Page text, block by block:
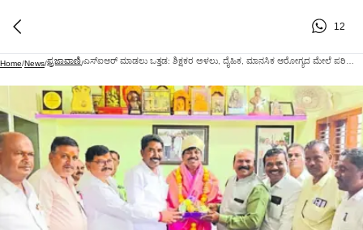
12
Home/News/ಪ್ರಜಾವಾಣಿ/